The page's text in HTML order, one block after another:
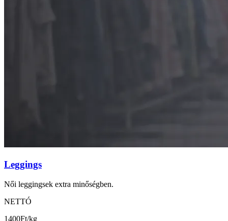
Leggings
Női leggingsek extra minőségben.
NETTÓ
1400Ft/kg